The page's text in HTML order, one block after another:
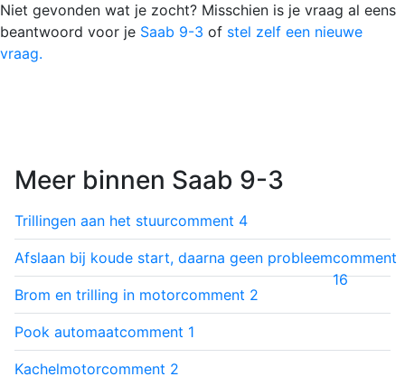
Niet gevonden wat je zocht? Misschien is je vraag al eens
beantwoord voor je Saab 9-3 of stel zelf een nieuwe
vraag.
Meer binnen Saab 9-3
Trillingen aan het stuurcomment 4
Afslaan bij koude start, daarna geen probleemcomment
16
Brom en trilling in motorcomment 2
Pook automaatcomment 1
Kachelmotorcomment 2